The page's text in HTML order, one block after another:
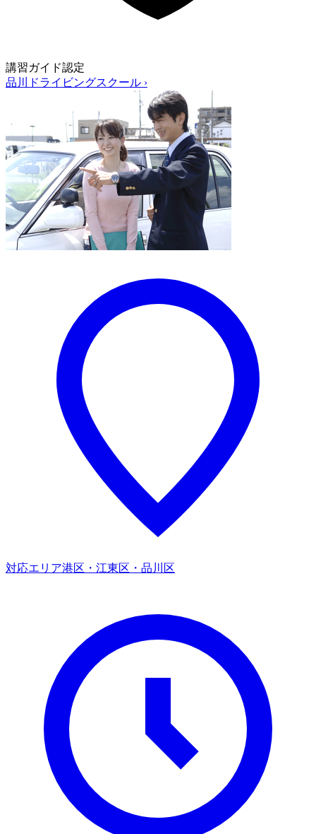
講習ガイド認定
品川ドライビングスクール ›
対応エリア港区・江東区・品川区